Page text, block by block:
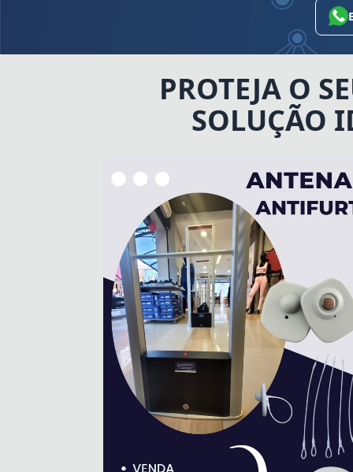
PROTEJA O
SOLUÇÃO